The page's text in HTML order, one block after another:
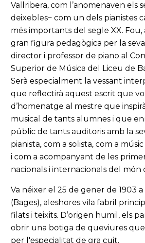
Vallribera, com l’anomenaven els
deixebles− com un dels pianistes
més importants del segle XX. Fou,
gran figura pedagògica per la
director i professor de piano al
Superior de Música del Liceu de
Serà especialment la vessant
que reflectirà aquest escrit que
d’homenatge al mestre que
musical de tants alumnes i que
públic de tants auditoris amb la
pianista, com a solista, com a
i com a acompanyant de les
nacionals i internacionals del món
Va néixer el 25 de gener de 1903
(Bages), aleshores vila fabril
filats i teixits. D’origen humil, els
obrir una botiga de queviures
per l'especialitat de gra cuit.